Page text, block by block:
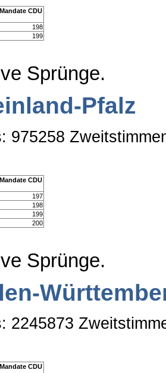
Mandate CDU
198
199
Sprünge.
Pfalz
975258
Mandate CDU
197
198
199
200
Sprünge.
2245873
Mandate CDU